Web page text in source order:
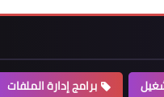
برامج إدارة الملفات